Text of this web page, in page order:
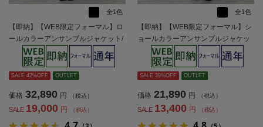
全1色
【即納】【WEB限定フォーマル】ロ
ールカラーアンサンブルジャケット/
ワンピース黒無地通年礼服【レディ
ース】
SALE 42%OFF OUTLET
価格 32,890 円 （税込）
SALE 19,000 円 （税込）
全1色
【即納】【WEB限定フォーマル】シ
ョールカラーアンサンブルジャケッ
ト/ワンピース黒無地通年礼服【レデ
ィース】
SALE 39%OFF OUTLET
価格 21,890 円 （税込）
SALE 13,400 円 （税込）